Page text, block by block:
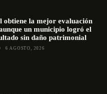
obtiene la mejor evaluación
un municipio logró el
sin daño patrimonial
6 AGOSTO, 2026